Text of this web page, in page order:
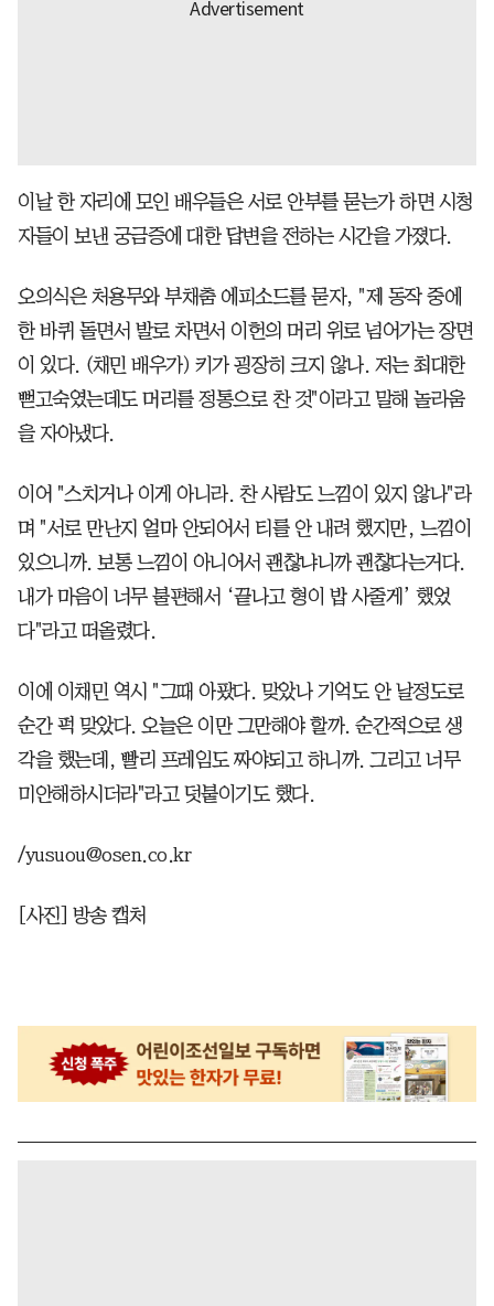
이날 한 자리에 모인 배우들은 서로 안부를 묻는가 하면 시청
자들이 보낸 궁금증에 대한 답변을 전하는 시간을 가졌다.
오의식은 처용무와 부채춤 에피소드를 묻자, "제 동작 중에
한 바퀴 돌면서 발로 차면서 이헌의 머리 위로 넘어가는 장면
이 있다. (채민 배우가) 키가 굉장히 크지 않나. 저는 최대한
뻗고숙였는데도 머리를 정통으로 찬 것"이라고 말해 놀라움
을 자아냈다.
이어 "스치거나 이게 아니라. 찬 사람도 느낌이 있지 않나"라
며 "서로 만난지 얼마 안되어서 티를 안 내려 했지만, 느낌이
있으니까. 보통 느낌이 아니어서 괜찮냐니까 괜찮다는거다.
내가 마음이 너무 불편해서 ‘끝나고 형이 밥 사줄게’ 했었
다"라고 떠올렸다.
이에 이채민 역시 "그때 아팠다. 맞았나 기억도 안 날정도로
순간 퍽 맞았다. 오늘은 이만 그만해야 할까. 순간적으로 생
각을 했는데, 빨리 프레임도 짜야되고 하니까. 그리고 너무
미안해하시더라"라고 덧붙이기도 했다.
/yusuou@osen.co.kr
[사진] 방송 캡처